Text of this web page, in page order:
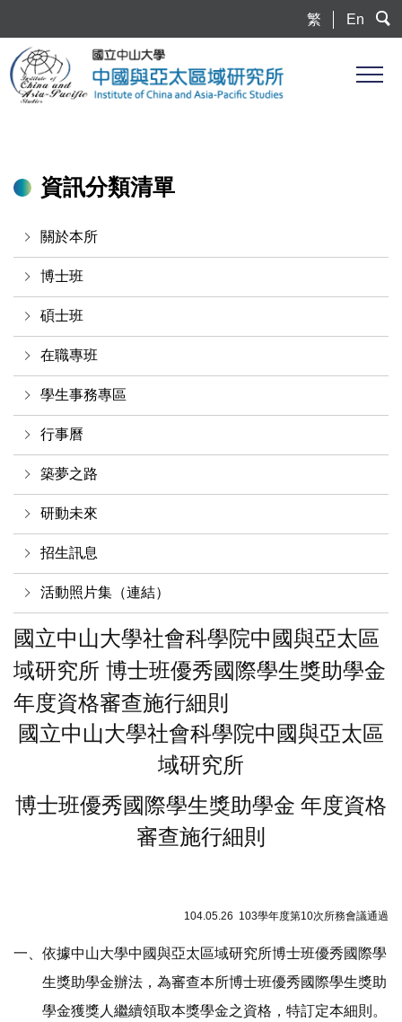
到
主
要
內
繁 En
資訊分類清單
關於本所
博士班
碩士班
在職專班
學生事務專區
行事曆
築夢之路
研動未來
招生訊息
活動照片集（連結）
國立中山大學社會科學院中國與亞太區
域研究所 博士班優秀國際學生獎助學金
年度資格審查施行細則
國立中山大學社會科學院中國與亞太區
域研究所
博士班優秀國際學生獎助學金 年度資格
審查施行細則
104.05.26 103學年度第10次所務會議通過
一、依據中山大學中國與亞太區域研究所博士班優秀國際學
生獎助學金辦法，為審查本所博士班優秀國際學生獎助
學金獲獎人繼續領取本獎學金之資格，特訂定本細則。